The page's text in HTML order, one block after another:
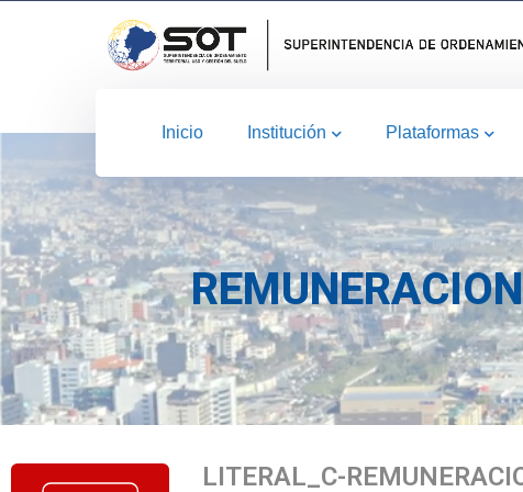
Inicio Institución Plataformas
LITERAL_C-